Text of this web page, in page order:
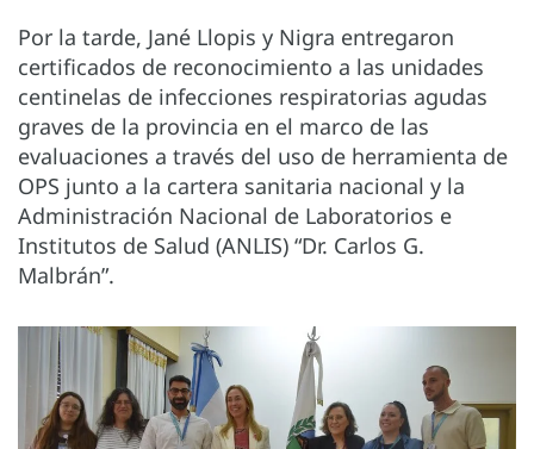
Por la tarde, Jané Llopis y Nigra entregaron
certificados de reconocimiento a las unidades
centinelas de infecciones respiratorias agudas
graves de la provincia en el marco de las
evaluaciones a través del uso de herramienta de
OPS junto a la cartera sanitaria nacional y la
Administración Nacional de Laboratorios e
Institutos de Salud (ANLIS) “Dr. Carlos G.
Malbrán”.